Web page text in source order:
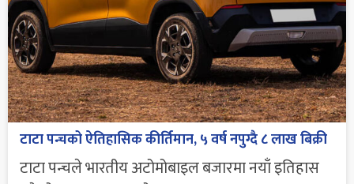
टाटा पन्चको ऐतिहासिक कीर्तिमान, ५ वर्ष नपुग्दै ८ लाख बिक्री
टाटा पन्चले भारतीय अटोमोबाइल बजारमा नयाँ इतिहास